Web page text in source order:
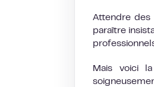
Attendre des
paraître
Mais voici